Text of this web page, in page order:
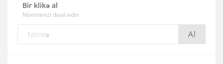
Bir klikə al
Nömrənizi daxil edin
Al